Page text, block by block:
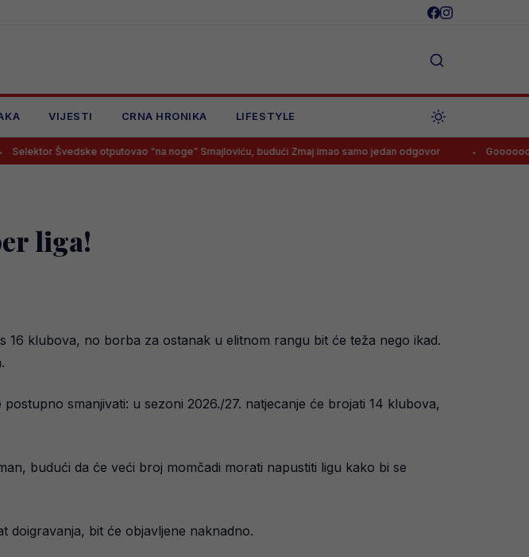
VIJESTI CRNA HRONIKA LIFESTYLE
otputovao “na noge” Smajloviću, budući Zmaj imao samo jedan odgovor Goooooool!
liga!
klubova, no borba za ostanak u elitnom rangu bit će teža nego ikad.
smanjivati: u sezoni 2026./27. natjecanje će brojati 14 klubova,
budući da će veći broj momčadi morati napustiti ligu kako bi se
doigravanja, bit će objavljene naknadno.